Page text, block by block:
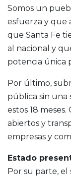
Somos un
esfuerza y que
que Santa Fe
al nacional y
potencia única
Por último,
pública sin una
estos 18
abiertos y
empresas y
Estado
Por su parte,